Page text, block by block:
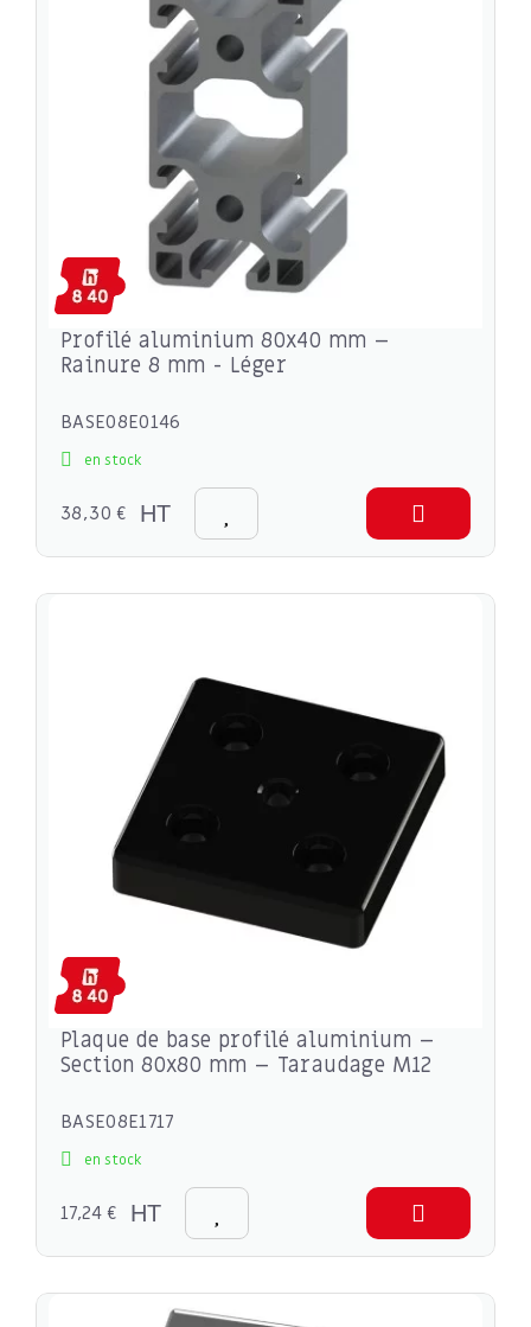
Profilé aluminium 80x40 mm –
Rainure 8 mm - Léger
BASE08E0146
en stock
38,30 € HT
Plaque de base profilé aluminium –
Section 80x80 mm – Taraudage M12
BASE08E1717
en stock
17,24 € HT